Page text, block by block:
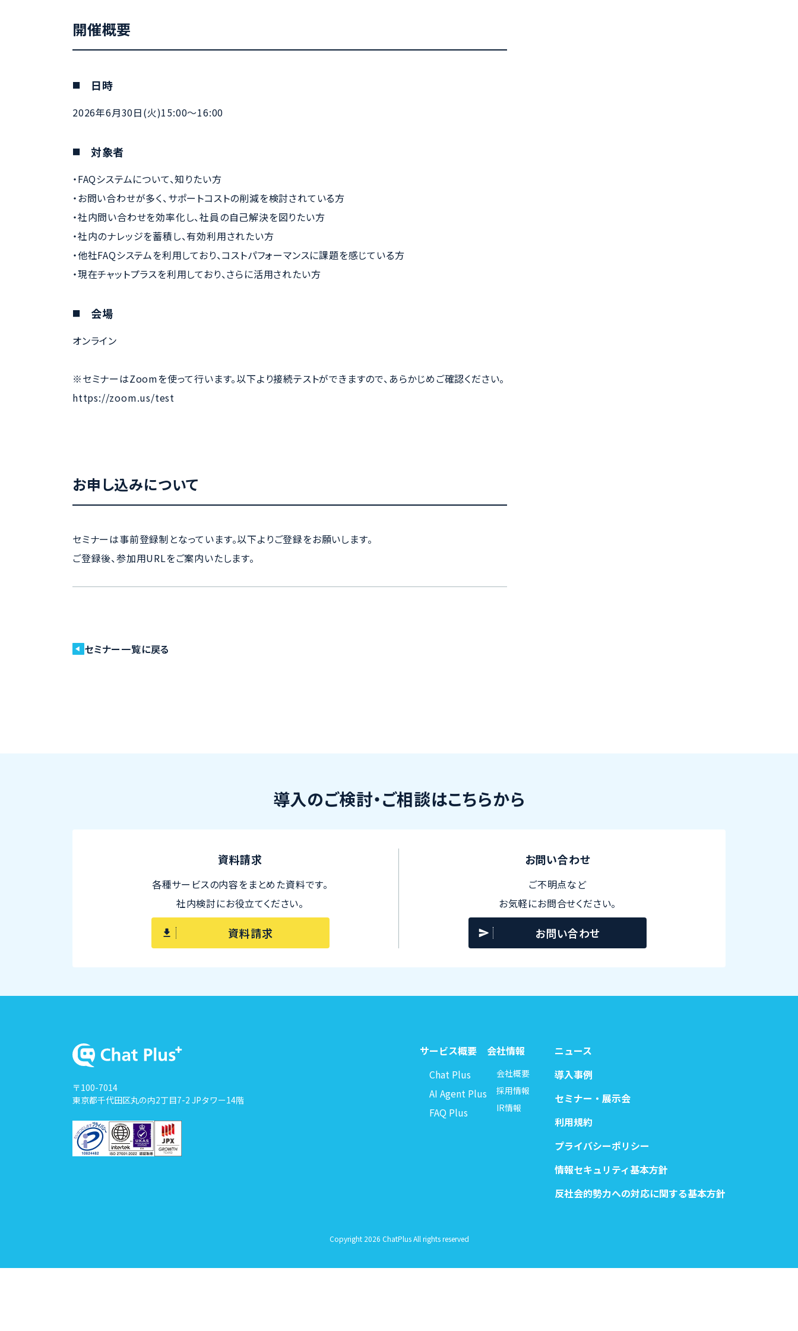
開催概要
日時
2026年6月30日(火)15:00～16:00
対象者
・FAQシステムについて、知りたい方
・お問い合わせが多く、サポートコストの削減を検討されている方
・社内問い合わせを効率化し、社員の自己解決を図りたい方
・社内のナレッジを蓄積し、有効利用されたい方
・他社FAQシステムを利用しており、コストパフォーマンスに課題を感じている方
・現在チャットプラスを利用しており、さらに活用されたい方
会場
オンライン
※セミナーはZoomを使って行います。以下より接続テストができますので、あらかじめご確認ください。
https://zoom.us/test
お申し込みについて
セミナーは事前登録制となっています。以下よりご登録をお願いします。
ご登録後、参加用URLをご案内いたします。
セミナー一覧に戻る
導入のご検討・ご相談はこちらから
資料請求
各種サービスの内容をまとめた資料です。
社内検討にお役立てください。
資料請求
お問い合わせ
ご不明点など
お気軽にお問合せください。
お問い合わせ
〒100-7014
東京都千代田区丸の内2丁目7-2 JPタワー14階
サービス概要
Chat Plus
AI Agent Plus
FAQ Plus
会社情報
会社概要
採用情報
IR情報
ニュース
導入事例
セミナー・展示会
利用規約
プライバシーポリシー
情報セキュリティ基本方針
反社会的勢力への対応に関する基本方針
Copyright 2026 ChatPlus All rights reserved